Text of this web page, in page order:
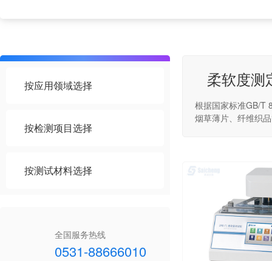
按应用领域选择
按检测项目选择
按测试材料选择
全国服务热线
0531-88666010
柔软度测
根据国家标准GB/T
烟草薄片、纤维织